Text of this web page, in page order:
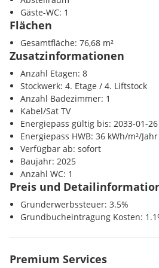
Elektrische Außenrollläden bzw.
Vorbereitung für Klimaanlagen in
Echtholzböden und hochwertige
Wohnung:
Die 3-Zimmerwohnung mit ca.
4. Obergeschoss und gliedert sich in
Vorraum
Wohnküchenbereich
zwei Schlafzimmer
Badezimmer mit einer Dusche,
Waschbecken
separate Toilette mit
Abstellraum
Balkon
Kaufpreis:
Der Kaufpreis für die Wohnung
Verkehr
U-Bahn <1000m
Bahnhof <1000m
Autobahnanschluss <5000m
Sonstige
Bank <500m
Post <500m
Polizei <1000m
Gäste-WC: 1
Flächen
Gesamtfläche: 76,68 m²
Zusatzinformationen
Anzahl Etagen: 8
Stockwerk: 4. Etage / 4. Liftstock
Anzahl Badezimmer: 1
Kabel/Sat TV
Energiepass gültig bis: 2033-01-26
Energiepass HWB: 36 kWh/m²/Jahr
Verfügbar ab: sofort
Baujahr: 2025
Anzahl WC: 1
Preis und
Grunderwerbssteuer: 3.5%
Grundbucheintragung Kosten:
Premium Services